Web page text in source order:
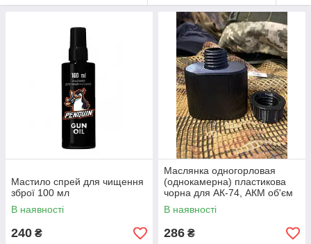
Мастило спрей для чищення
зброї 100 мл
В наявності
240 ₴
Маслянка одногорловая
(однокамерна) пластикова
чорна для АК-74, АКМ об'єм
100 мл
В наявності
286 ₴